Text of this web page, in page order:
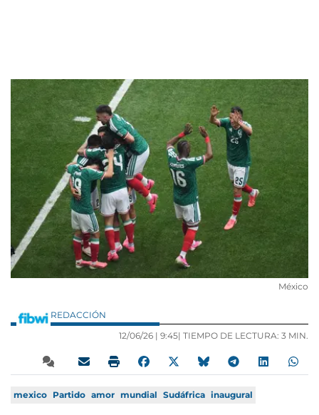
México
REDACCIÓN
12/06/26 | 9:45| TIEMPO DE LECTURA: 3 MIN.
mexico Partido amor mundial Sudáfrica inaugural